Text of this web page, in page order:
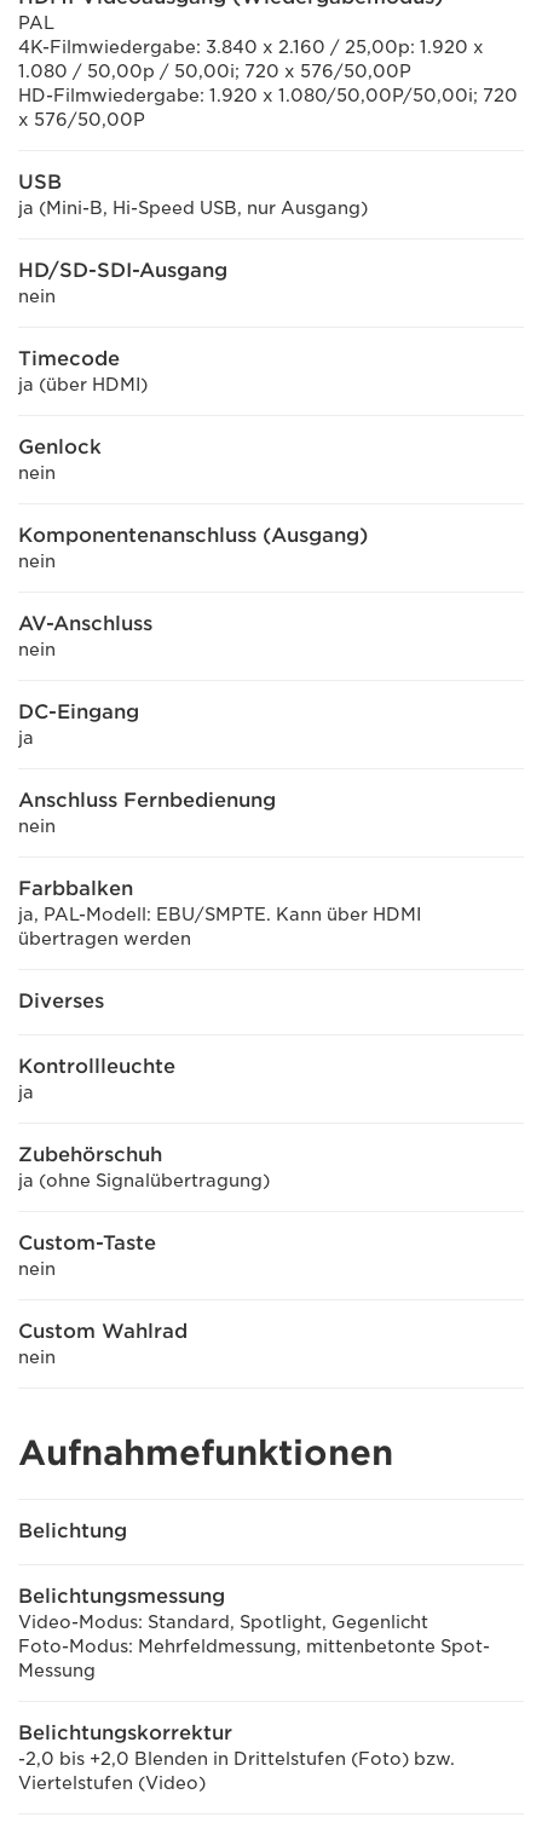
PAL
4K-Filmwiedergabe: 3.840 x 2.160 / 25,00p: 1.920 x
1.080 / 50,00p / 50,00i; 720 x 576/50,00P
HD-Filmwiedergabe: 1.920 x 1.080/50,00P/50,00i; 720
x 576/50,00P
USB
ja (Mini-B, Hi-Speed USB, nur Ausgang)
HD/SD-SDI-Ausgang
nein
Timecode
ja (über HDMI)
Genlock
nein
Komponentenanschluss (Ausgang)
nein
AV-Anschluss
nein
DC-Eingang
ja
Anschluss Fernbedienung
nein
Farbbalken
ja, PAL-Modell: EBU/SMPTE. Kann über HDMI
übertragen werden
Diverses
Kontrollleuchte
ja
Zubehörschuh
ja (ohne Signalübertragung)
Custom-Taste
nein
Custom Wahlrad
nein
Aufnahmefunktionen
Belichtung
Belichtungsmessung
Video-Modus: Standard, Spotlight, Gegenlicht
Foto-Modus: Mehrfeldmessung, mittenbetonte Spot-
Messung
Belichtungskorrektur
-2,0 bis +2,0 Blenden in Drittelstufen (Foto) bzw.
Viertelstufen (Video)